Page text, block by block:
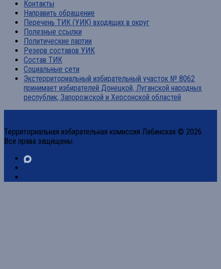
Контакты
Направить обращение
Перечень ТИК (УИК) входящих в округ
Полезные ссылки
Политические партии
Резерв составов УИК
Состав ТИК
Социальные сети
Экстерриториальный избирательный участок № 8062
принимает избирателей Донецкой, Луганской народных
республик, Запорожской и Херсонской областей
Территориальная избирательная комиссия Лабинская © 2026.
Все права защищены.